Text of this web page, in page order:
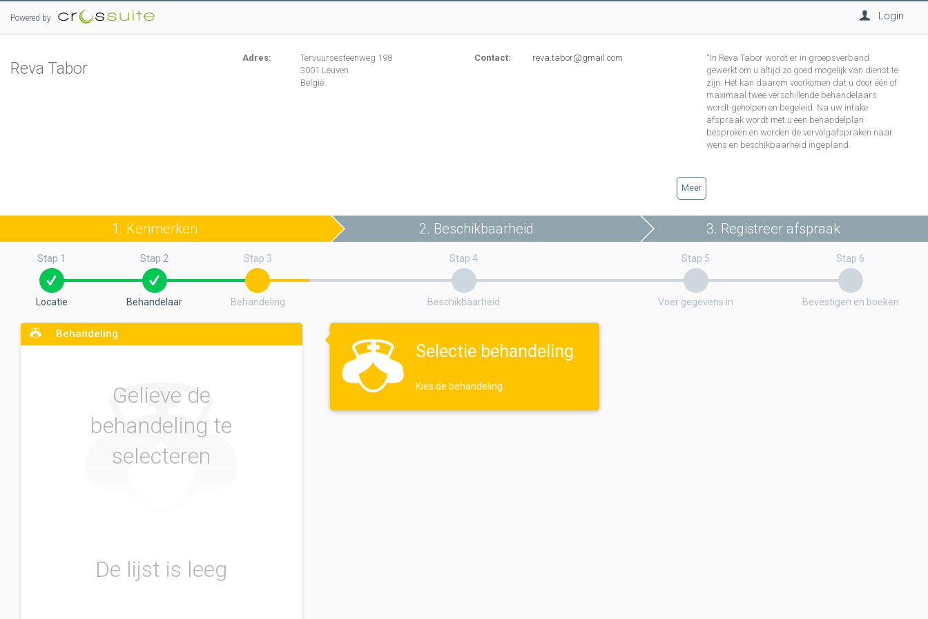
Powered by Login
Reva Tabor
Adres: Tervuursesteenweg 198
3001 Leuven
België
Contact: reva.tabor@gmail.com
“In Reva Tabor wordt er in groepsverband
gewerkt om u altijd zo goed mogelijk van dienst te
zijn. Het kan daarom voorkomen dat u door één of
maximaal twee verschillende behandelaars
wordt geholpen en begeleid. Na uw intake
afspraak wordt met u een behandelplan
besproken en worden de vervolgafspraken naar
wens en beschikbaarheid ingepland.
Meer
1. Kenmerken 2. Beschikbaarheid 3. Registreer afspraak
Stap 1
Locatie
Stap 2
Behandelaar
Stap 3
Behandeling
Stap 4
Beschikbaarheid
Stap 5
Voer gegevens in
Stap 6
Bevestigen en boeken
Behandeling
Gelieve de
behandeling te
selecteren
De lijst is leeg
Selectie behandeling
Kies de behandeling